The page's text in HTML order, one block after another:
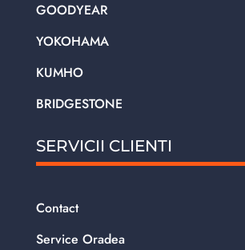
GOODYEAR
YOKOHAMA
KUMHO
BRIDGESTONE
SERVICII CLIENTI
Contact
Service Oradea